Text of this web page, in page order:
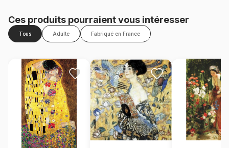
Ces produits pourraient vous intéresser
Tous Adulte Fabriqué en France